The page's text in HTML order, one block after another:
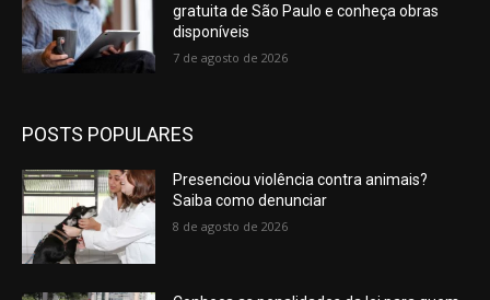
gratuita de São Paulo e conheça obras
disponíveis
7 de agosto de 2026
POSTS POPULARES
Presenciou violência contra animais?
Saiba como denunciar
8 de agosto de 2026